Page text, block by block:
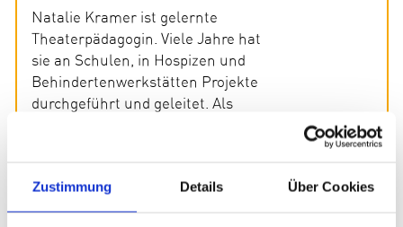
Zustimmung Details Über Cookies
Natalie Kramer ist gelernte
Theaterpädagogin. Viele Jahre hat
sie an Schulen, in Hospizen und
Behindertenwerkstätten Projekte
durchgeführt und geleitet. Als
Zusätzlich war sie zwei Jahre als
Individualbegleitung an der